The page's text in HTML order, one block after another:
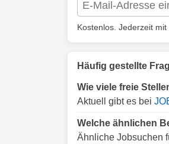
Kostenlos. Jederzeit
Häufig gestellte
Wie viele freie
Aktuell gibt es bei
Welche ähnlichen
Ähnliche Jobsuchen